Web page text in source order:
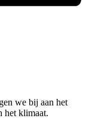
we bij aan het
het klimaat.